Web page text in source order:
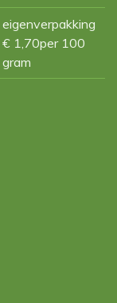
eigenverpakking
€ 1,70per 100
gram